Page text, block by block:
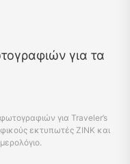
για τα
για Traveler’s
εκτυπωτές ZINK και